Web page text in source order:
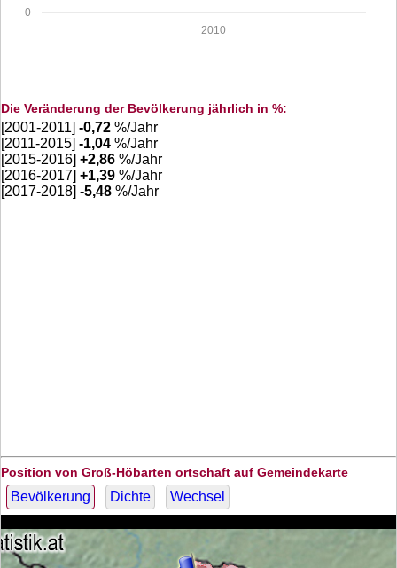
0
2010
Die Veränderung der Bevölkerung jährlich in %:
[2001-2011] -0,72 %/Jahr
[2011-2015] -1,04 %/Jahr
[2015-2016] +2,86 %/Jahr
[2016-2017] +1,39 %/Jahr
[2017-2018] -5,48 %/Jahr
Position von Groß-Höbarten ortschaft auf Gemeindekarte
Bevölkerung Dichte Wechsel